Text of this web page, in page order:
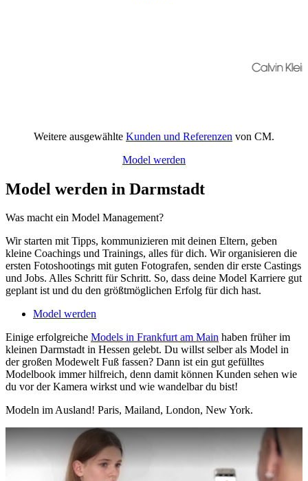
Weitere ausgewählte Kunden und Referenzen von CM.
Model werden
Model werden in Darmstadt
Was macht ein Model Management?
Wir starten mit Tipps, kommunizieren mit deinen Eltern, geben
kleine Coachings und Trainings, alles für dich. Wir organisieren die
ersten Fotoshootings mit guten Fotografen, senden dir erste Castings
und Jobs. Alles Schritt für Schritt. So, dass deine Model Karriere gut
geplant ist und du den größtmöglichen Erfolg für dich hast.
Model werden
Einige erfolgreiche Models in Frankfurt am Main haben früher im
kleinen Darmstadt in Hessen gelebt. Du willst selber als Model in
der großen Modewelt Fuß fassen? Dann ist ein gut gefülltes
Modelbook immer hilfreich, denn damit können Kunden sehen wie
du vor der Kamera wirkst und wie wandelbar du bist!
Modeln im Ausland! Paris, Mailand, London, New York.